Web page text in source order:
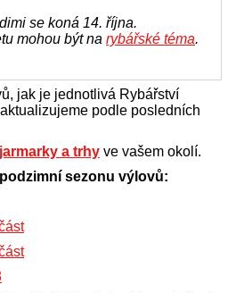
se koná 14. října.
mohou být na rybářské téma.
jak je jednotlivá Rybářství
podle posledních
a trhy ve vašem okolí.
sezonu výlovů: